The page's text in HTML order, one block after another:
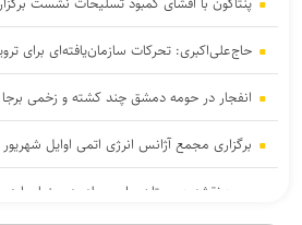
حاج‌علی‌اکبری: تحرکات سازمان‌یافته‌ای برای
انفجار در حومه دمشق چند کشته و زخمی
برگزاری مجمع آژانس انرژی اتمی اوایل شهریور
یمن: نقشه عربستان برای حمله به صنعاء را در